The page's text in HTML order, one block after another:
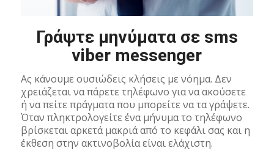
Γράψτε μηνύματα σε sms
viber messenger
Ας κάνουμε ουσιώδεις κλήσεις με νόημα. Δεν
χρειάζεται να πάρετε τηλέφωνο για να ακούσετε
ή να πείτε πράγματα που μπορείτε να τα γράψετε.
Όταν πληκτρολογείτε ένα μήνυμα το τηλέφωνο
βρίσκεται αρκετά μακριά από το κεφάλι σας και η
έκθεση στην ακτινοβολία είναι ελάχιστη.